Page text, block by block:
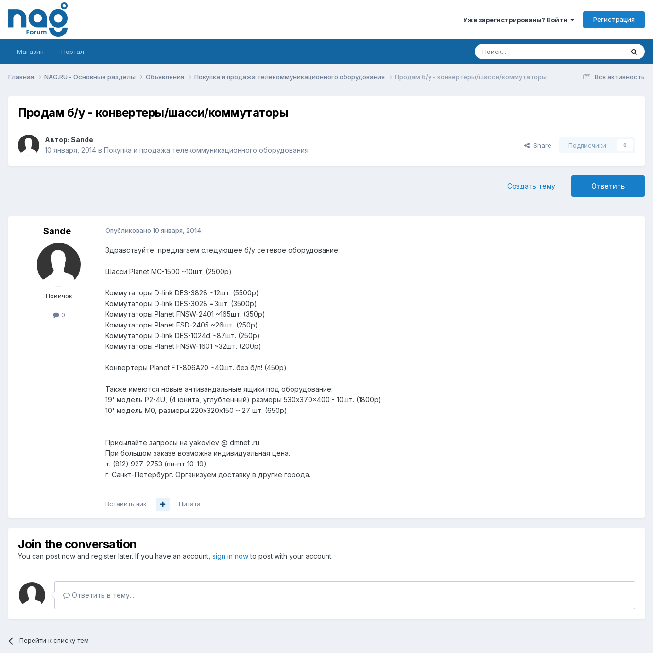
Уже зарегистрированы? Войти Регистрация
Магазин Портал
Вся активность
Главная NAG.RU - Основные разделы Объявления Покупка и продажа телекоммуникационного оборудования Продам б/у - конвертеры/шасси/коммутаторы
Продам б/у - конвертеры/шасси/коммутаторы
Автор: Sande
10 января, 2014 в Покупка и продажа телекоммуникационного оборудования
Share Подписчики 0
Ответить
Создать тему
Sande
Новичок
0
Опубликовано 10 января, 2014
Здравствуйте, предлагаем следующее б/у сетевое оборудование:
Шасси Planet MC-1500 ~10шт. (2500р)
Коммутаторы D-link DES-3828 ~12шт. (5500р)
Коммутаторы D-link DES-3028 =3шт. (3500р)
Коммутаторы Planet FNSW-2401 ~165шт. (350р)
Коммутаторы Planet FSD-2405 ~26шт. (250р)
Коммутаторы D-link DES-1024d ~87шт. (250р)
Коммутаторы Planet FNSW-1601 ~32шт. (200р)
Конвертеры Planet FT-806A20 ~40шт. без б/п! (450р)
Также имеются новые антивандальные ящики под оборудование:
19' модель P2-4U, (4 юнита, углубленный) размеры 530x370x400 - 10шт. (1800р)
10' модель M0, размеры 220х320х150 ~ 27 шт. (650р)
Присылайте запросы на yakovlev @ dmnet .ru
При большом заказе возможна индивидуальная цена.
т. (812) 927-2753 (пн-пт 10-19)
г. Санкт-Петербург. Организуем доставку в другие города.
Вставить ник Цитата
Join the conversation
You can post now and register later. If you have an account, sign in nowto post with your account.
Ответить в тему...
Перейти к списку тем